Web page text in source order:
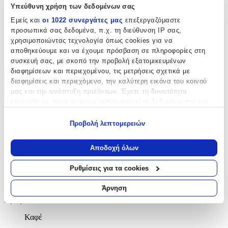
Υπεύθυνη χρήση των δεδομένων σας
Εμείς και οι 1022 συνεργάτες μας επεξεργαζόμαστε
προσωπικά σας δεδομένα, π.χ. τη διεύθυνση IP σας,
χρησιμοποιώντας τεχνολογία όπως cookies για να
αποθηκεύουμε και να έχουμε πρόσβαση σε πληροφορίες στη
συσκευή σας, με σκοπό την προβολή εξατομικευμένων
διαφημίσεων και περιεχομένου, τις μετρήσεις σχετικά με
διαφημίσεις και περιεχόμενο, την καλύτερη εικόνα του κοινού
μας και την ανάπτυξη προϊόντων. Έχετε τη δυνατότητα
Να συλλέξουμε πληροφορίες σχετικά με τη γεωγραφική
σας τοποθεσία, οι οποίες μπορεί να είναι ακριβείς σε
απόσταση μερικών μέτρων
Να αναγνωρίσουμε τη συσκευή σας σαρώνοντας ενεργά
για συγκεκριμένα χαρακτηριστικά (δακτυλικό αποτύπωμα)
Μάθετε περισσότερα σχετικά με τον τρόπο επεξεργασίας των
προσωπικών σας δεδομένων και καθορίστε τις προτιμήσεις σας
στηνενότητα “Λεπτομέρειες”
Προβολή λεπτομερειών
Αποδοχή όλων
Ρυθμίσεις για τα cookies
Άρνηση
τμχ
Συσκευασία:
Χαρακτηριστικά
Χαρακτηριστικά
Κατασκευαστής
Fato
Βασικά Χαρακτηριστικά
Χρώμα
Καφέ